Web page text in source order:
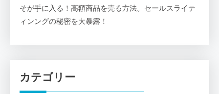
そが手に入る！高額商品を売る方法。セールスライテ
ィンングの秘密を大暴露！
カテゴリー